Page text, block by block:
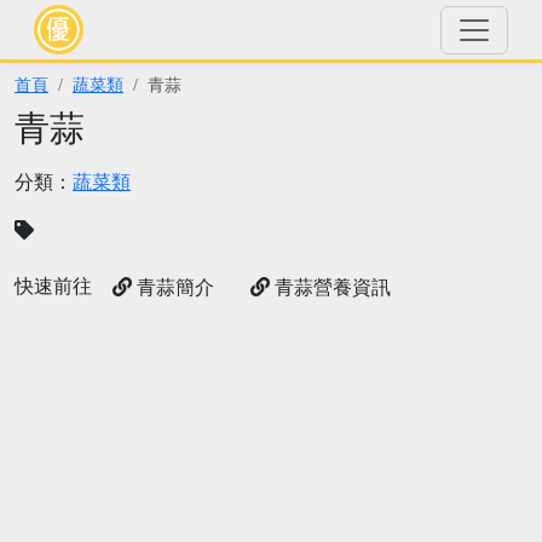
首頁 蔬菜類 青蒜
青蒜
分類： 蔬菜類
快速前往 青蒜簡介 青蒜營養資訊